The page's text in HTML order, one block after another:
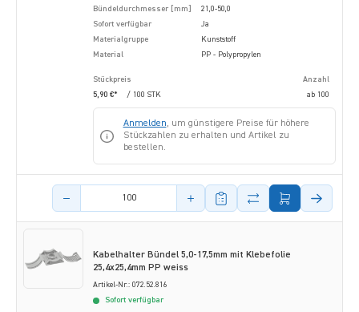
Bündeldurchmesser [mm]
21,0-50,0
Sofort verfügbar
Ja
Materialgruppe
Kunststoff
Material
PP - Polypropylen
Stückpreis
Anzahl
5,90 €*
/ 100 STK ab 100
Anmelden, um günstigere Preise für höhere
Stückzahlen zu erhalten und Artikel zu
bestellen.
Menge des Artikels
Kabelhalter Bündel 5,0-17,5mm mit Klebefolie
25,4x25,4mm PP weiss
Artikel-Nr.: 072.52.816
Sofort verfügbar